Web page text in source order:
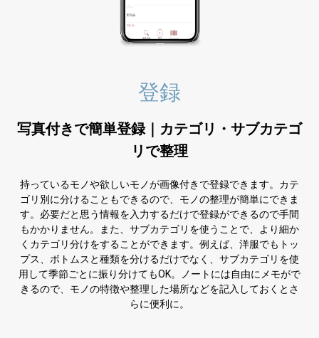
登録
写真付きで簡単登録｜カテゴリ・サブカテゴ
リで整理
持っているモノや欲しいモノが画像付きで登録できます。カテ
ゴリ別に分けることもできるので、モノの整理が簡単にできま
す。必要だと思う情報を入力するだけで登録ができるので手間
もかかりません。また、サブカテゴリを使うことで、より細か
くカテゴリ分けをすることができます。例えば、洋服でもトッ
プス、ボトムスと種類を分けるだけでなく、サブカテゴリを使
用して季節ごとに振り分けてもOK。ノートには自由にメモがで
きるので、モノの特徴や整理した場所などを記入しておくとさ
らに便利に。